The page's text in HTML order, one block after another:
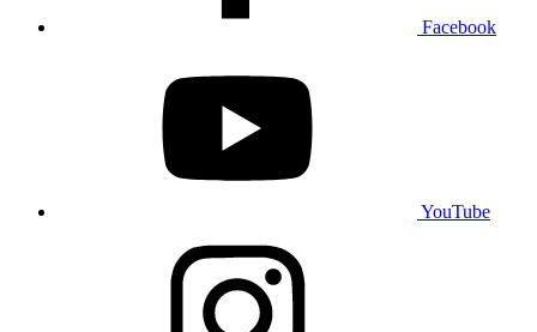
Facebook
YouTube